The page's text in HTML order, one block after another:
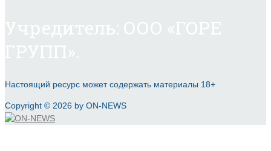
Настоящий ресурс может содержать материалы 18+
Copyright © 2026 by ON-NEWS